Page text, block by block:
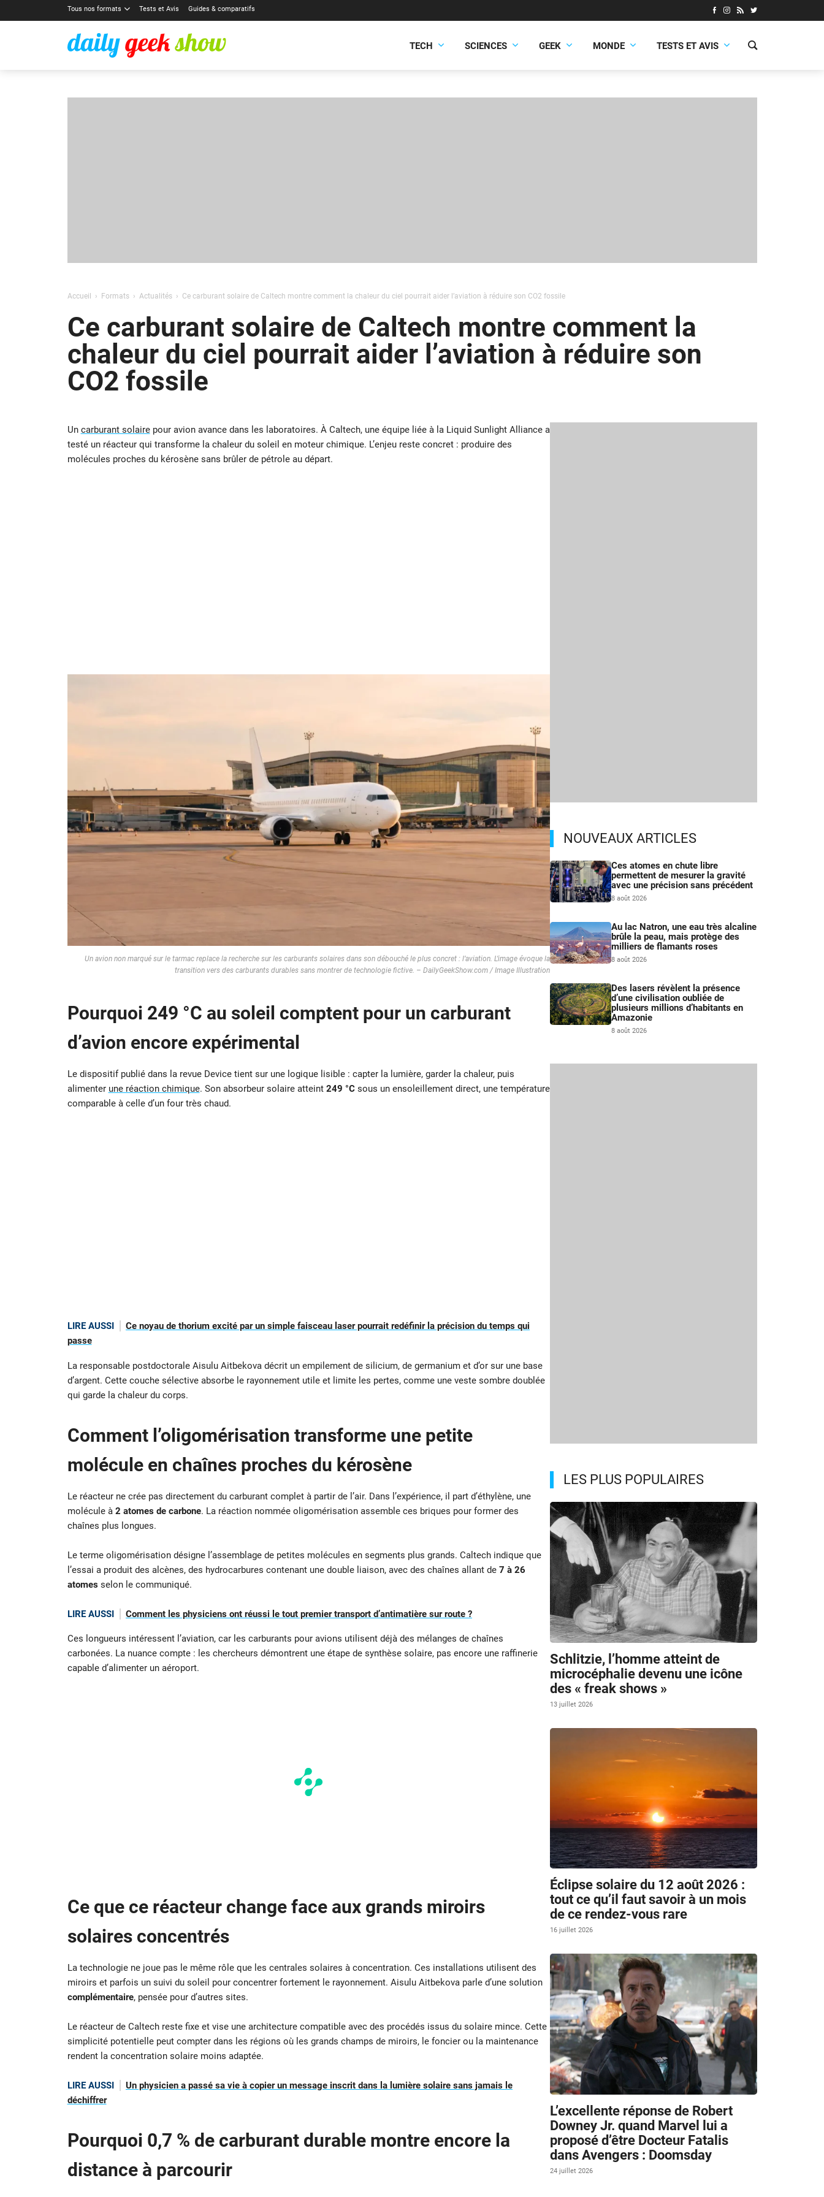
Tous nos formats Tests et Avis Guides & comparatifs
TECH SCIENCES GEEK MONDE TESTS ET AVIS
Accueil Formats Actualités Ce carburant solaire de Caltech montre comment la chaleur du ciel pourrait aider l’aviation à réduire son CO2 fossile
Ce carburant solaire de Caltech montre comment la
chaleur du ciel pourrait aider l’aviation à réduire son
CO2 fossile
Un carburant solairepour avion avance dans les laboratoires. À Caltech, une équipe liée à la Liquid Sunlight Alliance a
testé un réacteur qui transforme la chaleur du soleil en moteur chimique. L’enjeu reste concret : produire des
molécules proches du kérosène sans brûler de pétrole au départ.
Un avion non marqué sur le tarmac replace la recherche sur les carburants solaires dans son débouché le plus concret : l’aviation. L’image évoque la
transition vers des carburants durables sans montrer de technologie fictive. – DailyGeekShow.com / Image Illustration
Pourquoi 249 °C au soleil comptent pour un carburant
d’avion encore expérimental
Le dispositif publié dans la revue Device tient sur une logique lisible : capter la lumière, garder la chaleur, puis
alimenter une réaction chimique. Son absorbeur solaire atteint 249 °Csous un ensoleillement direct, une température
comparable à celle d’un four très chaud.
LIRE AUSSI
Ce noyau de thorium excité par un simple faisceau laser pourrait redéfinir la précision du temps qui
passe
La responsable postdoctorale Aisulu Aitbekova décrit un empilement de silicium, de germanium et d’or sur une base
d’argent. Cette couche sélective absorbe le rayonnement utile et limite les pertes, comme une veste sombre doublée
qui garde la chaleur du corps.
Comment l’oligomérisation transforme une petite
molécule en chaînes proches du kérosène
Le réacteur ne crée pas directement du carburant complet à partir de l’air. Dans l’expérience, il part d’éthylène, une
molécule à 2 atomes de carbone. La réaction nommée oligomérisation assemble ces briques pour former des
chaînes plus longues.
Le terme oligomérisation désigne l’assemblage de petites molécules en segments plus grands. Caltech indique que
l’essai a produit des alcènes, des hydrocarbures contenant une double liaison, avec des chaînes allant de 7 à 26
atomesselon le communiqué.
LIRE AUSSI Comment les physiciens ont réussi le tout premier transport d’antimatière sur route ?
Ces longueurs intéressent l’aviation, car les carburants pour avions utilisent déjà des mélanges de chaînes
carbonées. La nuance compte : les chercheurs démontrent une étape de synthèse solaire, pas encore une raffinerie
capable d’alimenter un aéroport.
Ce que ce réacteur change face aux grands miroirs
solaires concentrés
La technologie ne joue pas le même rôle que les centrales solaires à concentration. Ces installations utilisent des
miroirs et parfois un suivi du soleil pour concentrer fortement le rayonnement. Aisulu Aitbekova parle d’une solution
complémentaire, pensée pour d’autres sites.
Le réacteur de Caltech reste fixe et vise une architecture compatible avec des procédés issus du solaire mince. Cette
simplicité potentielle peut compter dans les régions où les grands champs de miroirs, le foncier ou la maintenance
rendent la concentration solaire moins adaptée.
LIRE AUSSI
Un physicien a passé sa vie à copier un message inscrit dans la lumière solaire sans jamais le
déchiffrer
Pourquoi 0,7 % de carburant durablemontre encore la
distance à parcourir
NOUVEAUX ARTICLES
Ces atomes en chute libre
permettent de mesurer la gravité
avec une précision sans précédent
8 août 2026
Au lac Natron, une eau très alcaline
brûle la peau, mais protège des
milliers de flamants roses
8 août 2026
Des lasers révèlent la présence
d’une civilisation oubliée de
plusieurs millions d’habitants en
Amazonie
8 août 2026
LES PLUS POPULAIRES
Schlitzie, l’homme atteint de
microcéphalie devenu une icône
des « freak shows »
13 juillet 2026
Éclipse solaire du 12 août 2026 :
tout ce qu’il faut savoir à un mois
de ce rendez-vous rare
16 juillet 2026
L’excellente réponse de Robert
Downey Jr. quand Marvel lui a
proposé d’être Docteur Fatalis
dans Avengers : Doomsday
24 juillet 2026